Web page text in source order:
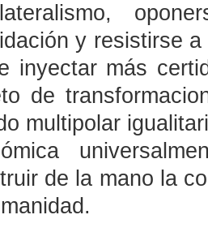
y resistirse
inyectar más
de
multipolar
de la mano la